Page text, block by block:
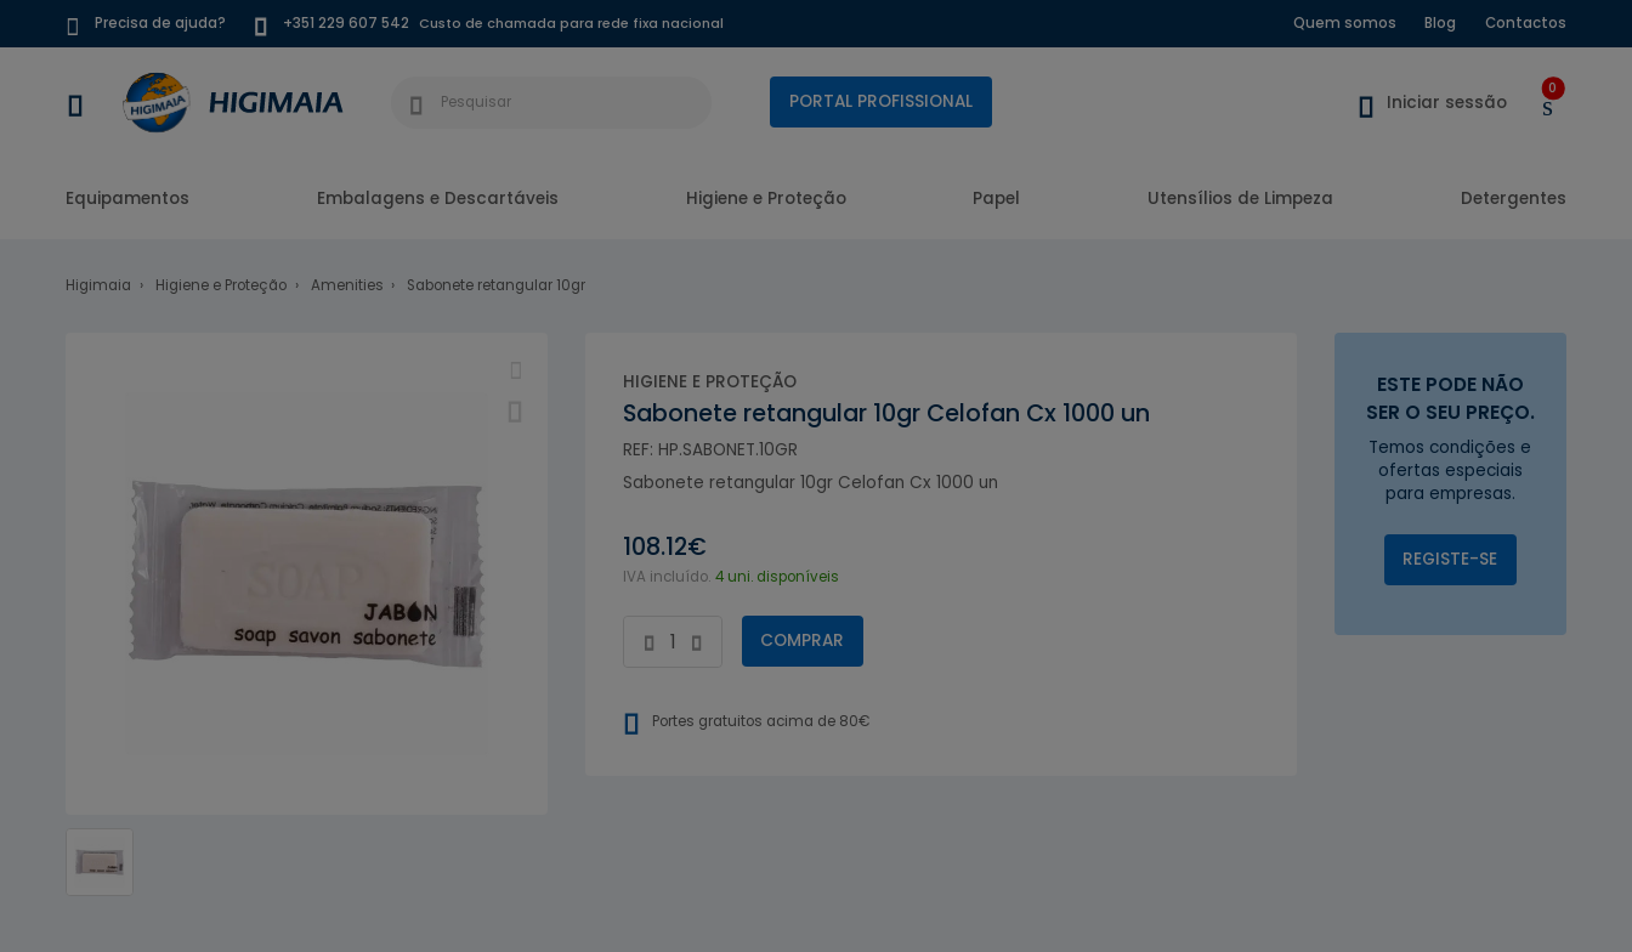
Precisa de ajuda? +351 229 607 542 Custo de chamada para rede fixa nacional Quem somos Blog Contactos
PORTAL PROFISSIONAL Iniciar sessão
0
Equipamentos Embalagens e Descartáveis Higiene e Proteção Papel Utensílios de Limpeza Detergentes
Higimaia Higiene e Proteção Amenities Sabonete retangular 10gr
HIGIENE E PROTEÇÃO
Sabonete retangular 10gr Celofan Cx 1000 un
REF: HP.SABONET.10GR
Sabonete retangular 10gr Celofan Cx 1000 un
108.12€
IVA incluído. 4 uni. disponíveis
COMPRAR
Portes gratuitos acima de 80€
ESTE PODE NÃO
SER O SEU PREÇO.
Temos condições e
ofertas especiais
para empresas.
REGISTE-SE